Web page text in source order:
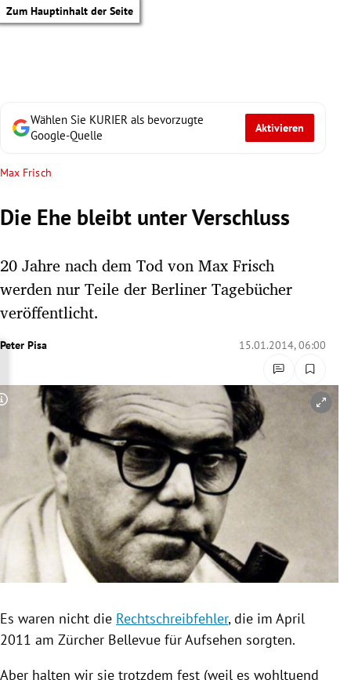
Zum Hauptinhalt der Seite
Untermenü
Untermenü
Untermenü
Untermenü
Untermenü
Untermenü
Untermenü
Wählen Sie KURIER als bevorzugte
Google-Quelle
Aktivieren
Max Frisch
Die Ehe bleibt unter Verschluss
20 Jahre nach dem Tod von Max Frisch
werden nur Teile der Berliner Tagebücher
veröffentlicht.
Peter Pisa 15.01.2014, 06:00
Copyright-Hinweis öffnen/schließen
Es waren nicht die Rechtschreibfehler, die im April
2011 am Zürcher Bellevue für Aufsehen sorgten.
Aber halten wir sie trotzdem fest (weil es wohltuend